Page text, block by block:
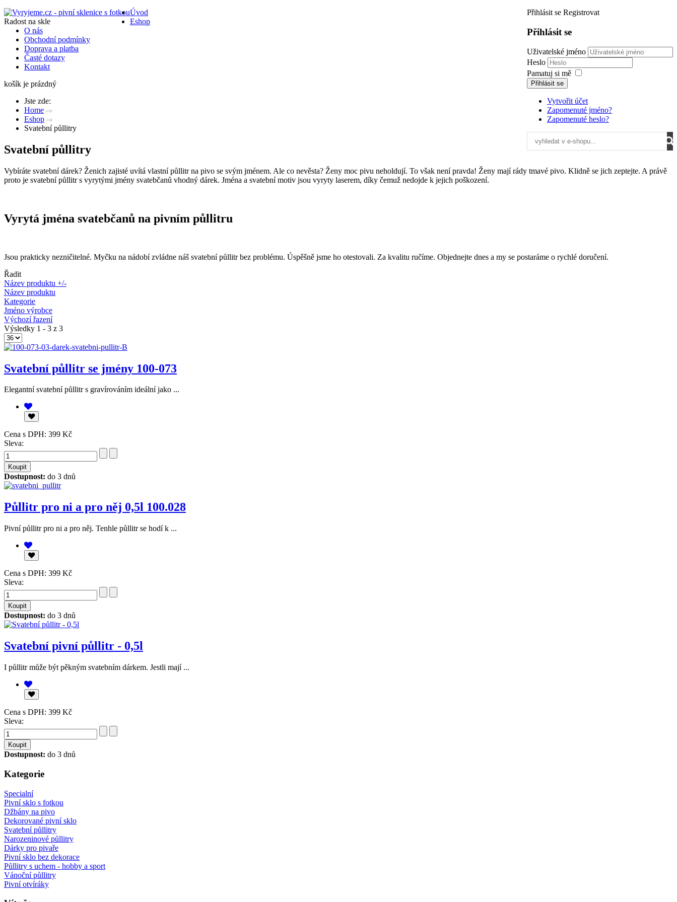
Radost na skle
Přihlásit se Registrovat
Přihlásit se
Uživatelské jméno
Heslo
Pamatuj si mě
Přihlásit se
Vytvořit účet
Zapomenuté jméno?
Zapomenuté heslo?
Úvod
Eshop
O nás
Obchodní podmínky
Doprava a platba
Časté dotazy
Kontakt
košík je prázdný
Jste zde:
Home
Eshop
Svatební půllitry
Svatební půllitry
Vybíráte svatební dárek? Ženich zajisté uvítá vlastní půllitr na pivo se svým jménem. Ale co nevěsta? Ženy moc pivu neholdují. To však není pravda! Ženy mají rády tmavé pivo. Klidně se jich zeptejte. A právě
proto je svatební půllitr s vyrytými jmény svatebčanů vhodný dárek. Jména a svatební motiv jsou vyryty laserem, díky čemuž nedojde k jejich poškození.
Vyrytá jména svatebčanů na pivním půllitru
Jsou prakticky nezničitelné. Myčku na nádobí zvládne náš svatební půllitr bez problému. Úspěšně jsme ho otestovali. Za kvalitu ručíme. Objednejte dnes a my se postaráme o rychlé doručení.
Řadit
Název produktu +/-
Název produktu
Kategorie
Jméno výrobce
Výchozí řazení
Výsledky 1 - 3 z 3
Svatební půllitr se jmény 100-073
Elegantní svatební půllitr s gravírováním ideální jako ...
Cena s DPH: 399 Kč
Sleva:
Dostupnost: do 3 dnů
Půllitr pro ni a pro něj 0,5l 100.028
Pivní půllitr pro ni a pro něj. Tenhle půllitr se hodí k ...
Cena s DPH: 399 Kč
Sleva:
Dostupnost: do 3 dnů
Svatební pivní půllitr - 0,5l
I půllitr může být pěkným svatebním dárkem. Jestli mají ...
Cena s DPH: 399 Kč
Sleva:
Dostupnost: do 3 dnů
Kategorie
Specialní
Pivní sklo s fotkou
Džbány na pivo
Dekorované pivní sklo
Svatební půllitry
Narozeninové půllitry
Dárky pro pivaře
Pivní sklo bez dekorace
Půllitry s uchem - hobby a sport
Vánoční půllitry
Pivní otvíráky